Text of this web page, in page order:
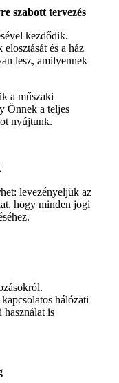
szabott tervezés
kezdődik.
és a ház
lesz, amilyennek
a műszaki
Önnek a teljes
nyújtunk.
levezényeljük az
hogy minden jogi
hálózati
használat is